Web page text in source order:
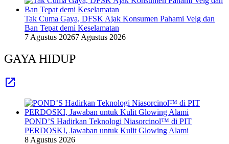
Tak Cuma Gaya, DFSK Ajak Konsumen Pahami Velg dan
Ban Tepat demi Keselamatan
7 Agustus 20267 Agustus 2026
GAYA HIDUP
POND’S Hadirkan Teknologi Niasorcinol™ di PIT
PERDOSKI, Jawaban untuk Kulit Glowing Alami
8 Agustus 2026